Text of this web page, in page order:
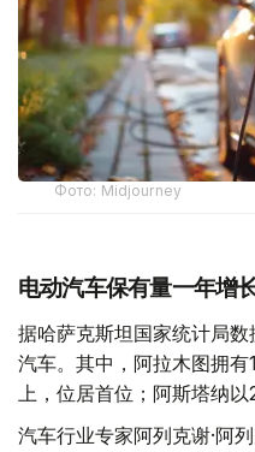
Фото: Midjourney
电动汽车保有量一年增
据哈萨克斯坦国家统计局
汽车。其中，阿拉木图拥
上，位居首位；阿斯塔纳以
汽车行业专家阿列克谢·阿